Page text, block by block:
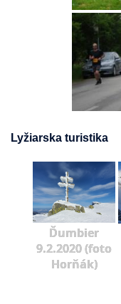
Lyžiarska turistika
Ďumbier
9.2.2020 (foto
Horňák)